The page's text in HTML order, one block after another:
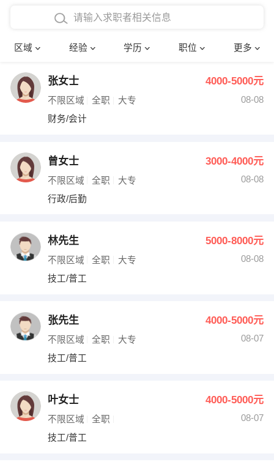
区域 经验 学历 职位 更多
在校学生工作经验
四年以上工作经验
五年以上工作经验
博士
文员 护士
财务会计
网络IT
收银员
水电/机修
编辑 法律
其他职位
确定
张女士 4000-5000元
不限区域 全职 大专
08-08
财务/会计
曾女士 3000-4000元
不限区域 全职 大专
08-08
行政/后勤
林先生 5000-8000元
不限区域 全职 大专
08-08
技工/普工
张先生 4000-5000元
不限区域 全职 大专
08-07
技工/普工
叶女士 4000-5000元
不限区域 全职
08-07
技工/普工